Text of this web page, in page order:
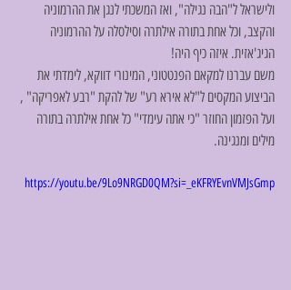
ולישראל ל"הבה נגילה", ואז המשכתי לנגן את ההרמוניה
והקצב, וכל אחת בתורה אילתרה וסילסלה על ההרמוניה
הגיג'אזית. איזה כיף היה!
משם עברנו למקאם הפנטטוני, המינורי דווקא, לימדתי את
הביצוע המקסים ל"לא אירא רע" של להקת "רבע לאפריקה" ,
ועל הפזמון החוזר "כי אתה עימדי" כל אחת אילתרה בתורה
מילים ומנגינה.
https://youtu.be/9Lo9NRGD0QM?si=_eKFRYEvnVMJsGmp